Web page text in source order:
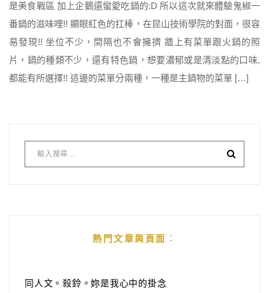
是美食戰區 加上企鵝還蠻愛吃鍋的:D 所以這次就來體驗鬼椒一
番鍋的滋味哩!! 顯眼紅色的扛棒，在昆山技術學院的對面，很容
易發現!! 坐位不少，間隔也不會擁擠 牆上有菜單跟火鍋的照
片，鍋的種類不少，還有特色鍋，想要濃郁或是清淡點的口味,
都能有所選擇!! 這邊的菜單分兩種，一種是主鍋物的菜單 […]
熱門文章與頁面︰
同人文。殺鈴。妳是我心中的掛念